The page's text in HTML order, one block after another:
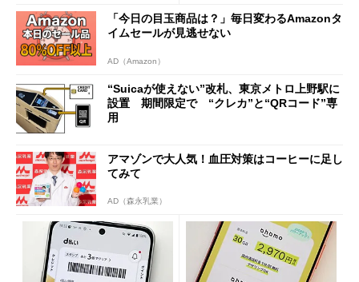
「今日の目玉商品は？」毎日変わるAmazonタ
イムセールが見逃せない
AD（Amazon）
“Suicaが使えない”改札、東京メトロ上野駅に
設置 期間限定で “クレカ”と“QRコード”専
用
アマゾンで大人気！血圧対策はコーヒーに足し
てみて
AD（森永乳業）